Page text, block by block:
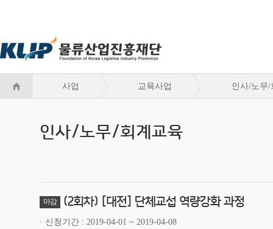
사업 교육사업 인사/노무/
인사/노무/회계교육
마감 (2회차) [대전] 단체교섭 역량강화 과정
신청기간
2019-04-01 ~ 2019-04-08